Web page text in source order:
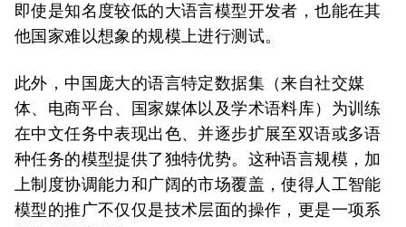
即使是知名度较低的大语言模型开发者，也能在其
他国家难以想象的规模上进行测试。
此外，中国庞大的语言特定数据集（来自社交媒
体、电商平台、国家媒体以及学术语料库）为训练
在中文任务中表现出色、并逐步扩展至双语或多语
种任务的模型提供了独特优势。这种语言规模，加
上制度协调能力和广阔的市场覆盖，使得人工智能
模型的推广不仅仅是技术层面的操作，更是一项系